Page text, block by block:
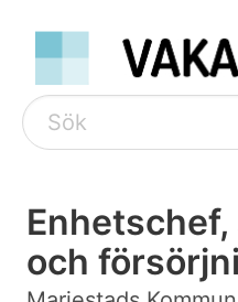
och